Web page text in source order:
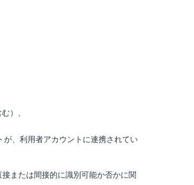
）、
が、利用者アカウントに連携されてい
または間接的に識別可能か否かに関